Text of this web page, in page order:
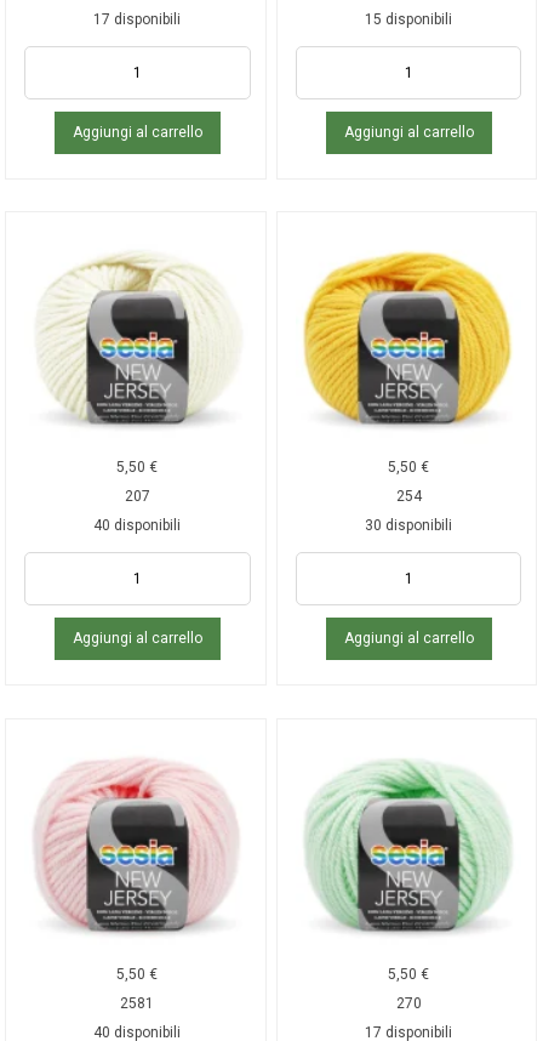
17 disponibili
Aggiungi al carrello
15 disponibili
Aggiungi al carrello
5,50€
207
40 disponibili
Aggiungi al carrello
5,50€
254
30 disponibili
Aggiungi al carrello
5,50€
2581
40 disponibili
5,50€
270
17 disponibili